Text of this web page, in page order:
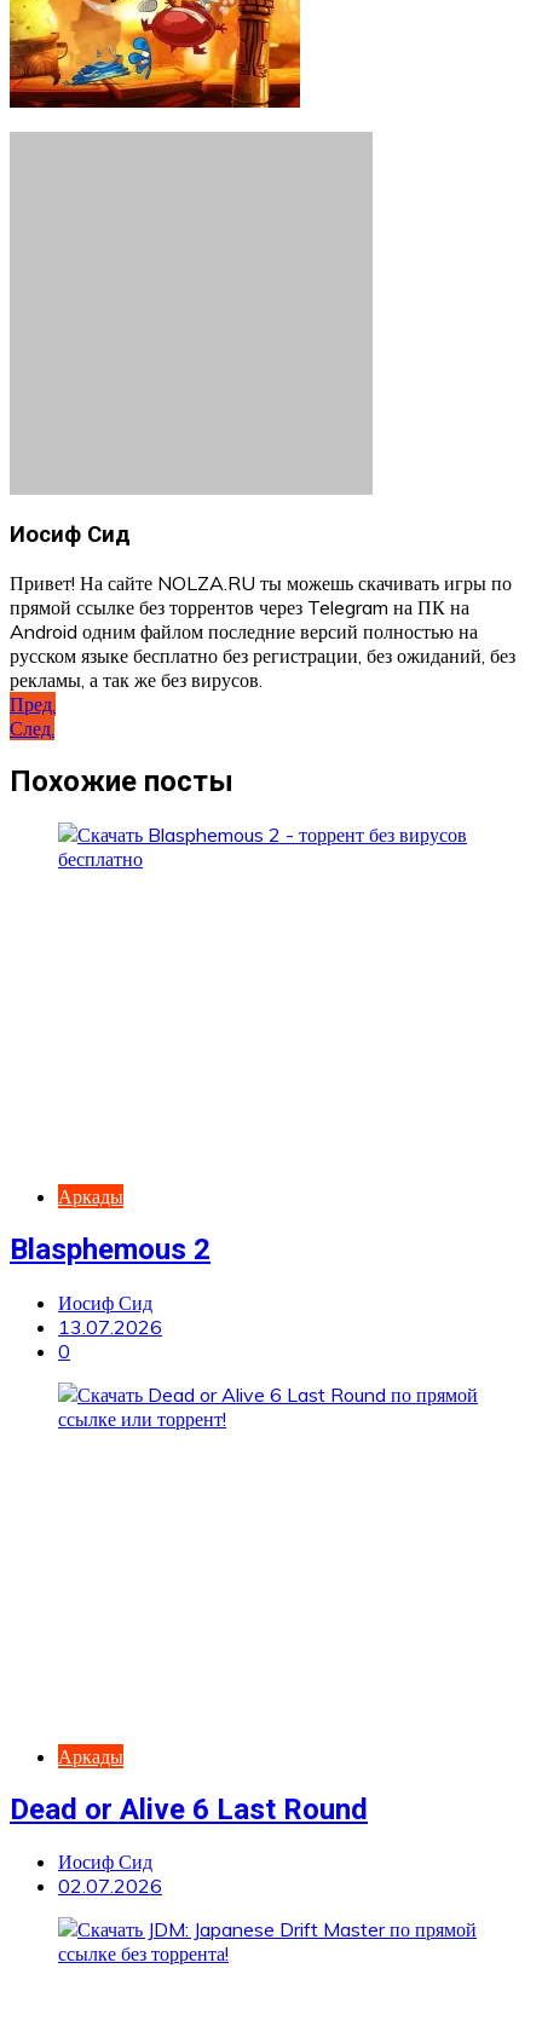
Иосиф Сид
Привет! На сайте NOLZA.RU ты можешь скачивать игры по
прямой ссылке без торрентов через Telegram на ПК на
Android одним файлом последние версий полностью на
русском языке бесплатно без регистрации, без ожиданий, без
рекламы, а так же без вирусов.
Навигация
по
записям
Пред.
След.
Похожие посты
Аркады
Blasphemous 2
Иосиф Сид
13.07.2026
0
Аркады
Dead or Alive 6 Last Round
Иосиф Сид
02.07.2026